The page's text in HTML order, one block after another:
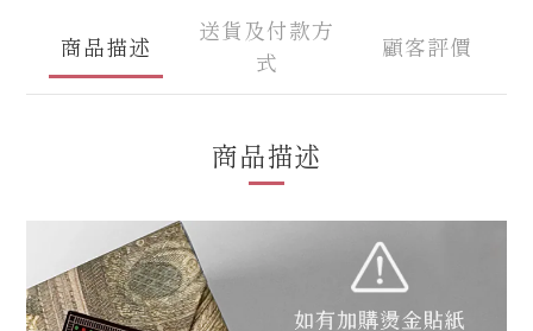
商品描述
送貨及付款方
式
顧客評價
商品描述